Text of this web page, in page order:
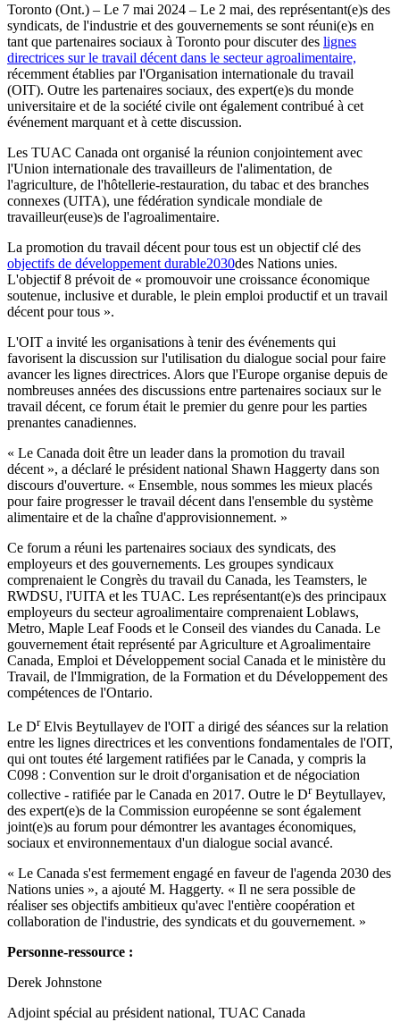
Toronto (Ont.) – Le 7 mai 2024 – Le 2 mai, des représentant(e)s des
syndicats, de l'industrie et des gouvernements se sont réuni(e)s en
tant que partenaires sociaux à Toronto pour discuter des lignes
directrices sur le travail décent dans le secteur agroalimentaire,
récemment établies par l'Organisation internationale du travail
(OIT). Outre les partenaires sociaux, des expert(e)s du monde
universitaire et de la société civile ont également contribué à cet
événement marquant et à cette discussion.
Les TUAC Canada ont organisé la réunion conjointement avec
l'Union internationale des travailleurs de l'alimentation, de
l'agriculture, de l'hôtellerie-restauration, du tabac et des branches
connexes (UITA), une fédération syndicale mondiale de
travailleur(euse)s de l'agroalimentaire.
La promotion du travail décent pour tous est un objectif clé des
objectifs de développement durable2030des Nations unies.
L'objectif 8 prévoit de « promouvoir une croissance économique
soutenue, inclusive et durable, le plein emploi productif et un travail
décent pour tous ».
L'OIT a invité les organisations à tenir des événements qui
favorisent la discussion sur l'utilisation du dialogue social pour faire
avancer les lignes directrices. Alors que l'Europe organise depuis de
nombreuses années des discussions entre partenaires sociaux sur le
travail décent, ce forum était le premier du genre pour les parties
prenantes canadiennes.
« Le Canada doit être un leader dans la promotion du travail
décent », a déclaré le président national Shawn Haggerty dans son
discours d'ouverture. « Ensemble, nous sommes les mieux placés
pour faire progresser le travail décent dans l'ensemble du système
alimentaire et de la chaîne d'approvisionnement. »
Ce forum a réuni les partenaires sociaux des syndicats, des
employeurs et des gouvernements. Les groupes syndicaux
comprenaient le Congrès du travail du Canada, les Teamsters, le
RWDSU, l'UITA et les TUAC. Les représentant(e)s des principaux
employeurs du secteur agroalimentaire comprenaient Loblaws,
Metro, Maple Leaf Foods et le Conseil des viandes du Canada. Le
gouvernement était représenté par Agriculture et Agroalimentaire
Canada, Emploi et Développement social Canada et le ministère du
Travail, de l'Immigration, de la Formation et du Développement des
compétences de l'Ontario.
Le DrElvis Beytullayev de l'OIT a dirigé des séances sur la relation
entre les lignes directrices et les conventions fondamentales de l'OIT,
qui ont toutes été largement ratifiées par le Canada, y compris la
C098 : Convention sur le droit d'organisation et de négociation
collective - ratifiée par le Canada en 2017. Outre le DrBeytullayev,
des expert(e)s de la Commission européenne se sont également
joint(e)s au forum pour démontrer les avantages économiques,
sociaux et environnementaux d'un dialogue social avancé.
« Le Canada s'est fermement engagé en faveur de l'agenda 2030 des
Nations unies », a ajouté M. Haggerty. « Il ne sera possible de
réaliser ses objectifs ambitieux qu'avec l'entière coopération et
collaboration de l'industrie, des syndicats et du gouvernement. »
Personne-ressource :
Derek Johnstone
Adjoint spécial au président national, TUAC Canada